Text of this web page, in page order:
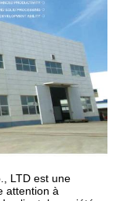
R22/R404A 57.2
R22/R404A 78,5
R22/R404A84,3